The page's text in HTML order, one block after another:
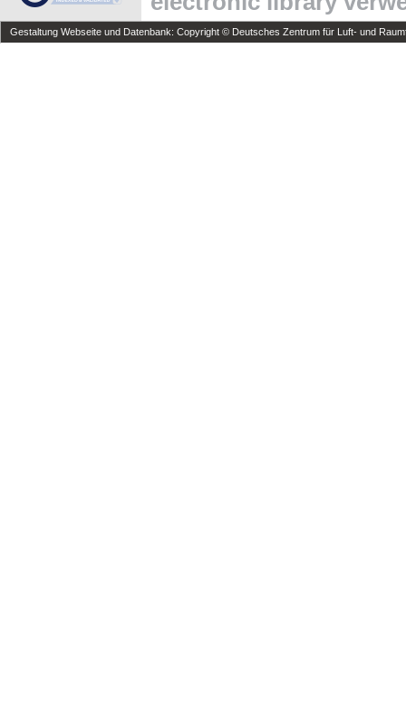
Gestaltung Webseite und Datenbank: Copyright © Deutsches Zentrum für Luft- und